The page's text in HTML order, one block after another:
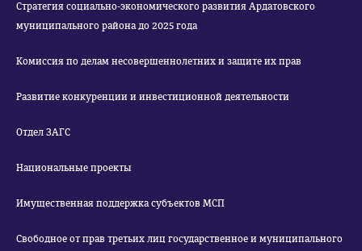
Стратегия социально-экономического развития Ардатовского
муниципального района до 2025 года
Комиссия по делам несовершеннолетних и защите их прав
Развитие конкуренции и инвестиционной деятельности
Отдел ЗАГС
Национальные проекты
Имущественная поддержка субъектов МСП
Свободное от прав третьих лиц государственное и муниципального